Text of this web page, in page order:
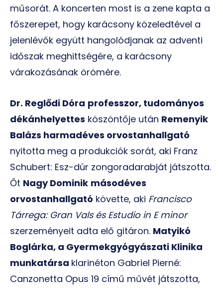
műsorát. A koncerten most is a zene kapta a
főszerepet, hogy karácsony közeledtével a
jelenlévők együtt hangolódjanak az adventi
időszak meghittségére, a karácsony
várakozásának örömére.
Dr. Reglődi Dóra professzor, tudományos
dékánhelyettes köszöntője után Remenyik
Balázs harmadéves orvostanhallgató
nyitotta meg a produkciók sorát, aki Franz
Schubert: Esz-dúr zongoradarabját játszotta.
Őt Nagy Dominik másodéves
orvostanhallgató követte, aki Francisco
Tárrega: Gran Vals és Estudio in E minor
szerzeményeit adta elő gitáron. Matyikó
Boglárka, a Gyermekgyógyászati Klinika
munkatársa klarinéton Gabriel Pierné:
Canzonetta Opus 19 című művét játszotta,